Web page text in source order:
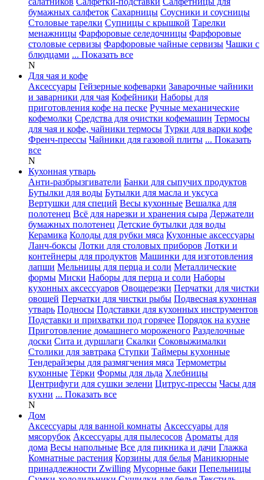
бумажных салфеток Сахарницы Соусники и соусницы
Столовые тарелки Супницы с крышкой Тарелки
менажницы Фарфоровые селедочницы Фарфоровые
столовые сервизы Фарфоровые чайные сервизы Чашки с
блюдцами ... Показать все
N
Для чая и кофе
Аксессуары Гейзерные кофеварки Заварочные чайники
и заварники для чая Кофейники Наборы для
приготовления кофе на песке Ручные механические
кофемолки Средства для очистки кофемашин Термосы
для чая и кофе, чайники термосы Турки для варки кофе
Френч-прессы Чайники для газовой плиты ... Показать
все
N
Кухонная утварь
Анти-разбрызгиватели Банки для сыпучих продуктов
Бутылки для воды Бутылки для масла и уксуса
Вертушки для специй Весы кухонные Вешалка для
полотенец Всё для нарезки и хранения сыра Держатели
бумажных полотенец Детские бутылки для воды
Керамика Колоды для рубки мяса Кухонные аксессуары
Ланч-боксы Лотки для столовых приборов Лотки и
контейнеры для продуктов Машинки для изготовления
лапши Мельницы для перца и соли Металлические
формы Миски Наборы для перца и соли Наборы
кухонных аксессуаров Овощерезки Перчатки для чистки
овощей Перчатки для чистки рыбы Подвесная кухонная
утварь Подносы Подставки для кухонных инструментов
Подставки и прихватки под горячее Порядок на кухне
Приготовление домашнего мороженого Разделочные
доски Сита и дуршлаги Скалки Соковыжималки
Столики для завтрака Ступки Таймеры кухонные
Тендерайзеры для размягчения мяса Термометры
кухонные Тёрки Формы для льда Хлебницы
Центрифуги для сушки зелени Цитрус-прессы Часы для
кухни ... Показать все
N
Дом
Аксессуары для ванной комнаты Аксессуары для
мясорубок Аксессуары для пылесосов Ароматы для
дома Весы напольные Все для пикника и дачи Глажка
Комнатные растения Корзины для белья Маникюрные
принадлежности Zwilling Мусорные баки Пепельницы